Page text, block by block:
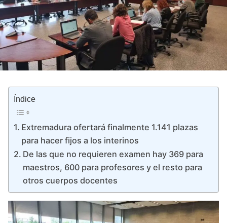
Índice
Extremadura ofertará finalmente 1.141 plazas
para hacer fijos a los interinos
De las que no requieren examen hay 369 para
maestros, 600 para profesores y el resto para
otros cuerpos docentes